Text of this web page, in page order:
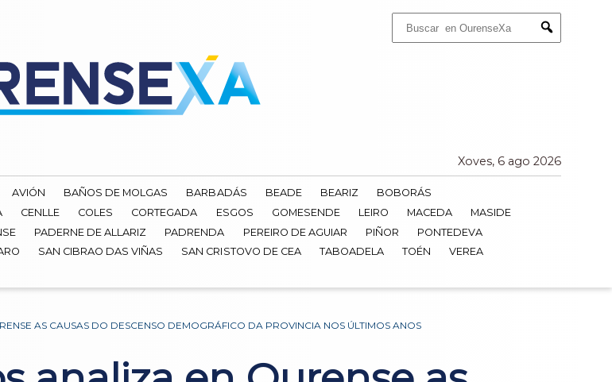
Submit
Xoves, 6 ago 2026
AVIÓN BAÑOS DE MOLGAS BARBADÁS BEADE BEARIZ
BOBORÁS
CENLLE COLES CORTEGADA ESGOS GOMESENDE LEIRO MACEDA
MASIDE
PADERNE DE ALLARIZ PADRENDA PEREIRO DE AGUIAR PIÑOR
PONTEDEVA
SAN CIBRAO DAS VIÑAS SAN CRISTOVO DE CEA TABOADELA TOÉN
VEREA
AS CAUSAS DO DESCENSO DEMOGRÁFICO DA PROVINCIA NOS ÚLTIMOS ANOS